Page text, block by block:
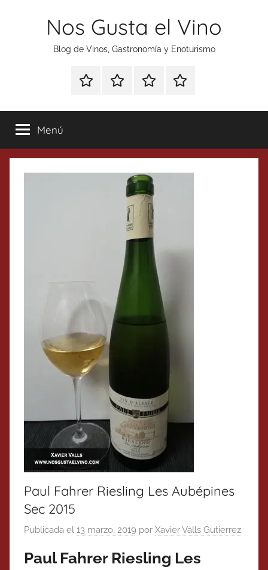
Nos Gusta el Vino
Blog de Vinos, Gastronomía y Enoturismo
Especial
Tonics
Enoturismo
Gastronomía
RankingContacto
Menú
Paul Fahrer Riesling Les Aubépines
Sec 2015
Publicada el 13 marzo, 2019 por Xavier Valls Gutierrez
Paul Fahrer Riesling Les